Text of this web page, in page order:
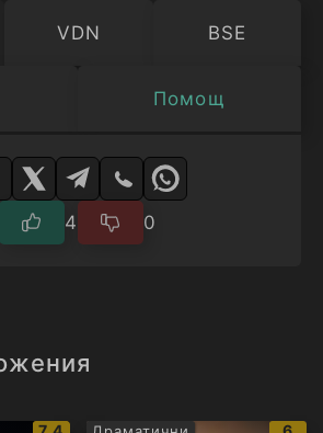
VDN BSE
Помощ
4 0
IMDb